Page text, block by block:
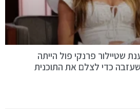
שטיילור פרנקי פול הייתה
כדי לצלם את התוכנית